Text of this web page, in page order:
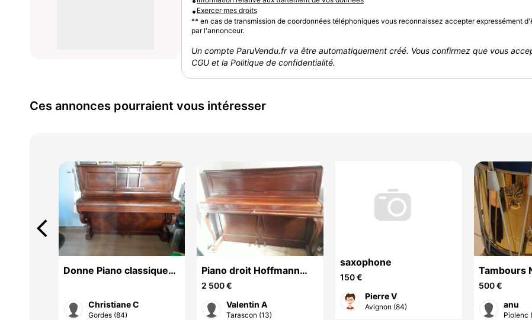
• Exercer mes droits
** en cas de transmission de coordonnées téléphoniques vous reconnaissez accepter expressément
par l'annonceur.
Un compte ParuVendu.fr va être automatiquement créé. Vous confirmez que vous
CGU et la Politique de confidentialité.
Ces annonces pourraient vous intéresser
Donne Piano classique
GAVEAU, en bon état.
Christiane C
Gordes (84)
Piano droit Hoffmann
Langlau 115cm
2 500 €
Valentin A
Tarascon (13)
saxophone
150 €
Pierre V
Avignon (84)
Tambours
500 €
anu
Piolenc
arrow_back_ios